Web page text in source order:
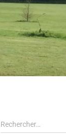
Rechercher…